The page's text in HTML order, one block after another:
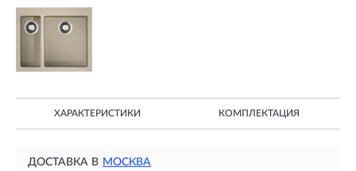
ХАРАКТЕРИСТИКИ КОМПЛЕКТАЦИЯ
ДОСТАВКА В МОСКВА